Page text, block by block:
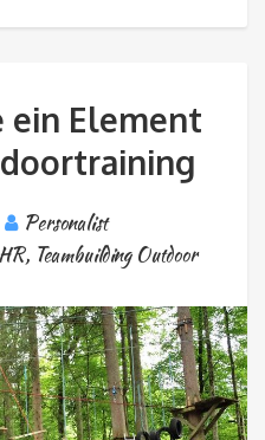
ein Element
Personalist
, Teambuilding Outdoor